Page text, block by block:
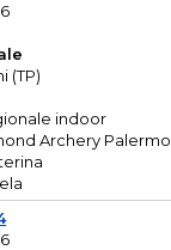
(TP)
indoor
Archery Palermo